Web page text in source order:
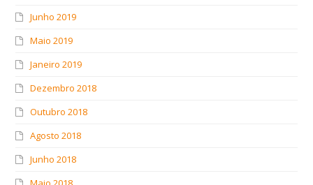
Junho 2019
Maio 2019
Janeiro 2019
Dezembro 2018
Outubro 2018
Agosto 2018
Junho 2018